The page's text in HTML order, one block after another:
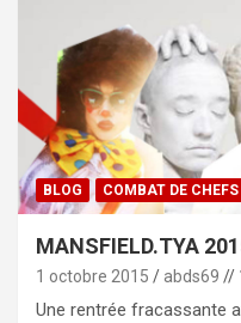
BLOG COMBAT DE CHEFS
MANSFIELD.TYA
1 octobre 2015 abds69 //
Une rentrée fracassante